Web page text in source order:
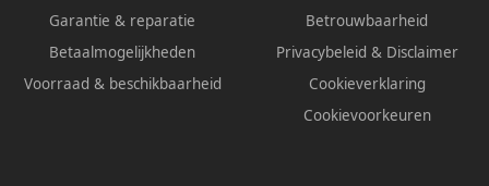
Garantie & reparatie
Betaalmogelijkheden
Voorraad & beschikbaarheid
Betrouwbaarheid
Privacybeleid & Disclaimer
Cookieverklaring
Cookievoorkeuren